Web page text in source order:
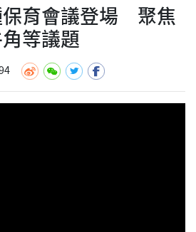
保育會議登場 聚焦
等議題